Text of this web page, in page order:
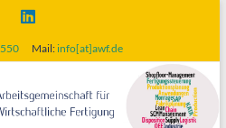
Mail:info[at]awf.de